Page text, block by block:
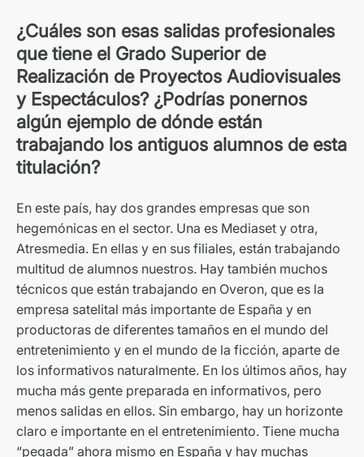
¿Cuáles son esas salidas profesionales
que tiene el Grado Superior de
Realización de Proyectos Audiovisuales
y Espectáculos? ¿Podrías ponernos
algún ejemplo de dónde están
trabajando los antiguos alumnos de esta
titulación?
En este país, hay dos grandes empresas que son
hegemónicas en el sector. Una es Mediaset y otra,
Atresmedia. En ellas y en sus filiales, están trabajando
multitud de alumnos nuestros. Hay también muchos
técnicos que están trabajando en Overon, que es la
empresa satelital más importante de España y en
productoras de diferentes tamaños en el mundo del
entretenimiento y en el mundo de la ficción, aparte de
los informativos naturalmente. En los últimos años, hay
mucha más gente preparada en informativos, pero
menos salidas en ellos. Sin embargo, hay un horizonte
claro e importante en el entretenimiento. Tiene mucha
“pegada” ahora mismo en España y hay muchas